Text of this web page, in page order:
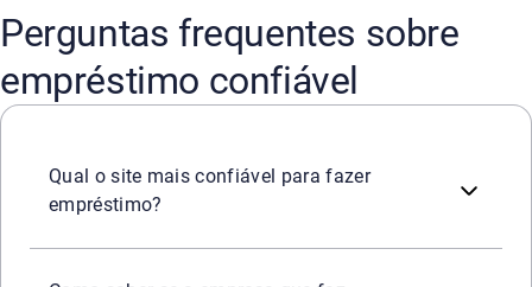
Perguntas frequentes sobre
empréstimo confiável
Qual o site mais confiável para fazer
empréstimo?